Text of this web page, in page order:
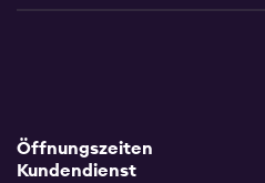
Öffnungszeiten
Kundendienst